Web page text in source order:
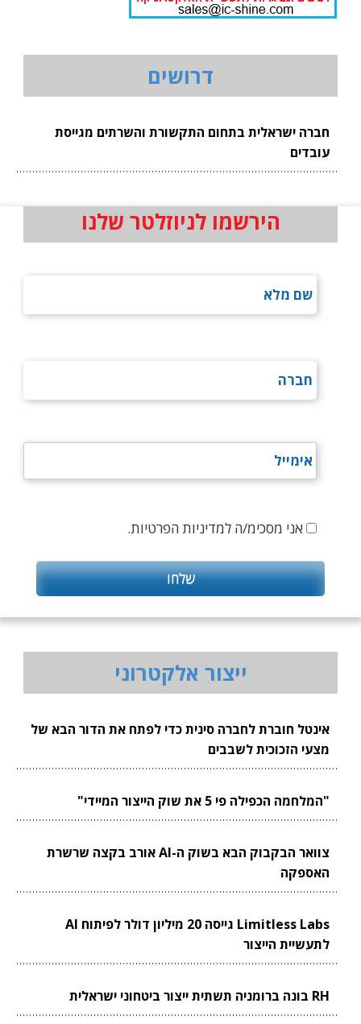
דרושים
חברה ישראלית בתחום התקשורת והשרתים מגייסת
עובדים
הירשמו לניוזלטר שלנו
אני מסכימ/ה למדיניות הפרטיות.
ייצור אלקטרוני
אינטל חוברת לחברה סינית כדי לפתח את הדור הבא של
מצעי הזכוכית לשבבים
"המלחמה הכפילה פי 5 את שוק הייצור המיידי"
צוואר הבקבוק הבא בשוק ה-AI אורב בקצה שרשרת
האספקה
Limitless Labs גייסה 20 מיליון דולר לפיתוח AI
לתעשיית הייצור
RH בונה ברומניה תשתית ייצור ביטחוני ישראלית